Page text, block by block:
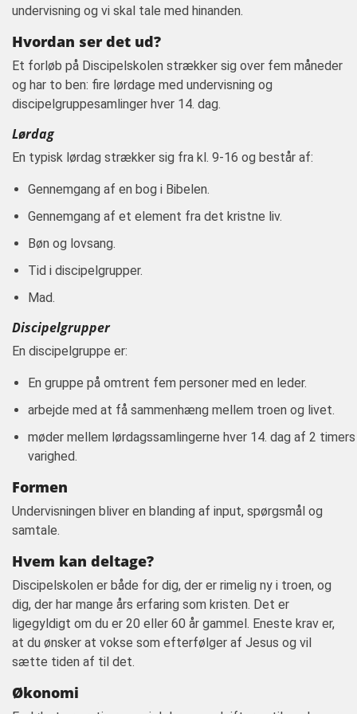
undervisning og vi skal tale med hinanden.
Hvordan ser det ud?
Et forløb på Discipelskolen strækker sig over fem måneder
og har to ben: fire lørdage med undervisning og
discipelgruppesamlinger hver 14. dag.
Lørdag
En typisk lørdag strækker sig fra kl. 9-16 og består af:
Gennemgang af en bog i Bibelen.
Gennemgang af et element fra det kristne liv.
Bøn og lovsang.
Tid i discipelgrupper.
Mad.
Discipelgrupper
En discipelgruppe er:
En gruppe på omtrent fem personer med en leder.
arbejde med at få sammenhæng mellem troen og livet.
møder mellem lørdagssamlingerne hver 14. dag af 2 timers
varighed.
Formen
Undervisningen bliver en blanding af input, spørgsmål og
samtale.
Hvem kan deltage?
Discipelskolen er både for dig, der er rimelig ny i troen, og
dig, der har mange års erfaring som kristen. Det er
ligegyldigt om du er 20 eller 60 år gammel. Eneste krav er,
at du ønsker at vokse som efterfølger af Jesus og vil
sætte tiden af til det.
Økonomi